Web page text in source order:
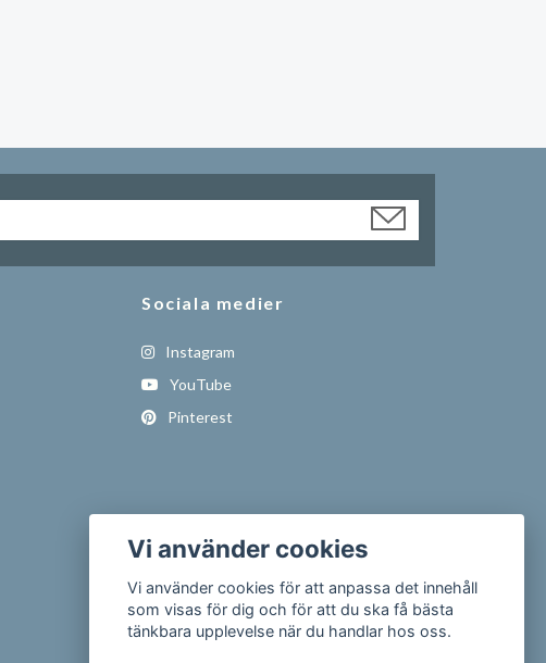
Sociala medier
Instagram
YouTube
Pinterest
Vi använder cookies
Vi använder cookies för att anpassa det innehåll
som visas för dig och för att du ska få bästa
tänkbara upplevelse när du handlar hos oss.